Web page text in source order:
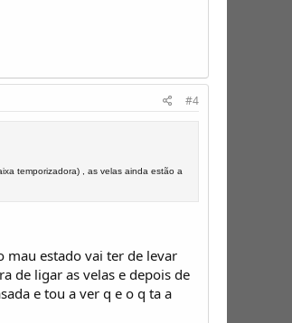
#4
temporizadora) , as velas ainda estão a
mau estado vai ter de levar
de ligar as velas e depois de
e tou a ver q e o q ta a